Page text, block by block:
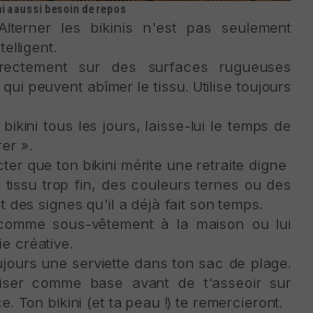
a aussi besoin de repos
les bikinis n'est pas seulement
sur des surfaces rugueuses
peuvent abîmer le tissu. Utilise toujours
tous les jours, laisse-lui le temps de
».
que ton bikini mérite une retraite digne
tissu trop fin, des couleurs ternes ou des
des signes qu'il a déjà fait son temps.
sous-vêtement à la maison ou lui
créative.
une serviette dans ton sac de plage.
comme base avant de t'asseoir sur
Ton bikini (et ta peau !) te remercieront.